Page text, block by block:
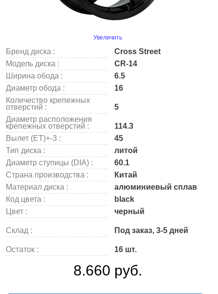
Увеличить
Бренд диска :
Cross Street
Модель диска :
CR-14
Ширина обода :
6.5
Диаметр обода :
16
Количество крепежных
отверстий :
5
Диаметр расположения
крепежных отверстий :
114.3
Вылет (ET)+-3 :
45
Тип диска :
литой
Диаметр ступицы (DIA) :
60.1
Страна производства :
Китай
Материал диска :
алюминиевый сплав
Код цвета :
black
Цвет :
черный
Склад : Под заказ, 3-5 дней
Остаток : 16 шт.
8.660 руб.